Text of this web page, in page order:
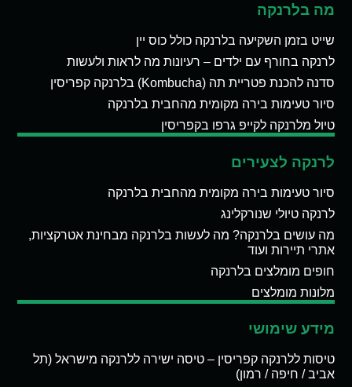
מה בלרנקה
שייט בזמן השקיעה בלרנקה כולל כוס יין
לרנקה בחורף עם ילדים – רעיונות מה לראות ולעשות
סדנה להכנת פטריית תה (Kombucha) בלרנקה קפריסין
סיור טעימות בירה מקומית מהחבית בלרנקה
טיול מלרנקה לקייפ גרפו בקפריסין
לרנקה לצעירים
סיור טעימות בירה מקומית מהחבית בלרנקה
לרנקה טיולי שנורקלינג
מה עושים בלרנקה? מה לעשות בלרנקה מבחינת אטרקציות,
אתרי תיירות ועוד
חופים מומלצים בלרנקה
מלונות מומלצים
מידע שימושי
טיסות ללרנקה קפריסין – טיסה ישירה ללרנקה מישראל (תל
אביב / חיפה / רמון)